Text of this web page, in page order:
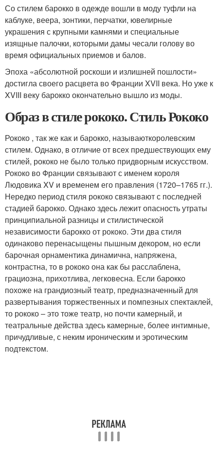
Со стилем барокко в одежде вошли в моду туфли на
каблуке, веера, зонтики, перчатки, ювелирные
украшения с крупными камнями и специальные
изящные палочки, которыми дамы чесали голову во
время официальных приемов и балов.
Эпоха «абсолютной роскоши и излишней пошлости»
достигла своего расцвета во Франции XVII века. Но уже к
XVIII веку барокко окончательно вышло из моды.
Образ в стиле рококо. Стиль Рококо
Рококо , так же как и барокко, называюткоролевским
стилем. Однако, в отличие от всех предшествующих ему
стилей, рококо не было только придворным искусством.
Рококо во Франции связывают с именем короля
Людовика XV и временем его правления (1720–1765 гг.).
Нередко период стиля рококо связывают с последней
стадией барокко. Однако здесь лежит опасность утраты
принципиальной разницы и стилистической
независимости барокко от рококо. Эти два стиля
одинаково перенасыщены пышным декором, но если
барочная орнаментика динамична, напряжена,
контрастна, то в рококо она как бы расслаблена,
грациозна, прихотлива, легковесна. Если барокко
похоже на грандиозный театр, предназначенный для
развертывания торжественных и помпезных спектаклей,
то рококо – это тоже театр, но почти камерный, и
театральные действа здесь камерные, более интимные,
причудливые, с неким ироническим и эротическим
подтекстом.